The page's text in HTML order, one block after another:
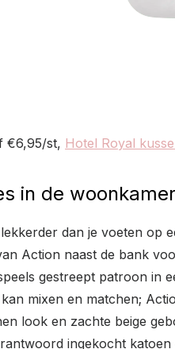
€6,95/st, Hotel Royal
in de woonkamer
dan je voeten op
Action naast de bank
gestreept patroon in
mixen en matchen;
look en zachte beige
ingekocht